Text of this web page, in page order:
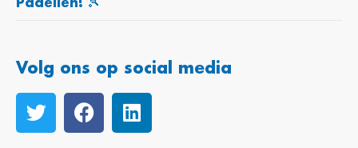
Padellen! 🎾
Volg ons op social media